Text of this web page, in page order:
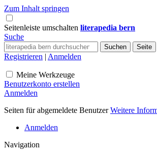
Zum Inhalt springen
Seitenleiste umschalten literapedia bern
Suche
Registrieren | Anmelden
Meine Werkzeuge
Benutzerkonto erstellen
Anmelden
Seiten für abgemeldete BenutzerWeitere
Anmelden
Navigation